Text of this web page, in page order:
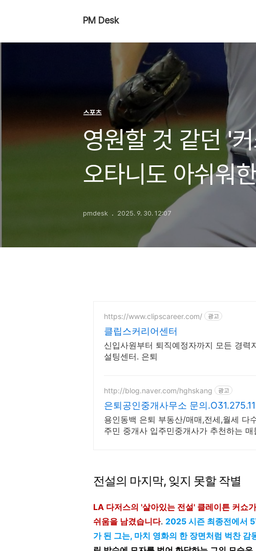
PM Desk
스포츠
영원할 것 같던 '
오타니도 아쉬워
pmdesk 2025. 9. 30. 12:07
https://www.clipscareer.com/ 광고
클립스커리어센터
신입사원부터 퇴직예정자까지 모든 경력
설팅센터. 은퇴
http://blog.naver.com/hghskang 광고
은퇴공인중개사무소 문의
용인동백 은퇴 부동산/매매,전세,월세 다
주민 중개사 입주민중개사가 추천하는
전설의 마지막, 잊지 못할 작별
LA 다저스의 '살아있는 전설' 클레이튼 커쇼
쉬움을 남겼습니다. 2025 시즌 최종전에서
가 된 그는, 마치 영화의 한 장면처럼 벅찬 감